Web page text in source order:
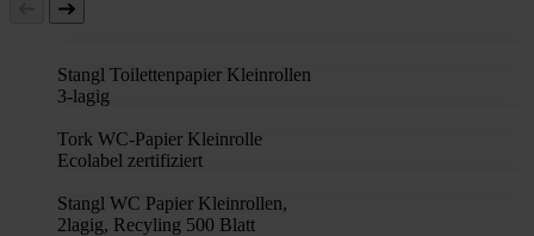
Stangl Toilettenpapier Kleinrollen
3-lagig
Tork WC-Papier Kleinrolle
Ecolabel zertifiziert
Stangl WC Papier Kleinrollen,
2lagig, Recyling 500 Blatt